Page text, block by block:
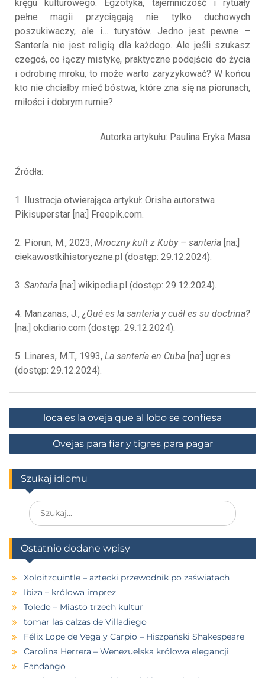
kręgu kulturowego. Egzotyka, tajemniczość i rytuały
pełne magii przyciągają nie tylko duchowych
poszukiwaczy, ale i… turystów. Jedno jest pewne –
Santería nie jest religią dla każdego. Ale jeśli szukasz
czegoś, co łączy mistykę, praktyczne podejście do życia
i odrobinę mroku, to może warto zaryzykować? W końcu
kto nie chciałby mieć bóstwa, które zna się na piorunach,
miłości i dobrym rumie?
Autorka artykułu: Paulina Eryka Masa
Źródła:
1. Ilustracja otwierająca artykuł: Orisha autorstwa
Pikisuperstar [na:] Freepik.com.
2. Piorun, M., 2023, Mroczny kult z Kuby – santería [na:]
ciekawostkihistoryczne.pl (dostęp: 29.12.2024).
3. Santeria [na:] wikipedia.pl (dostęp: 29.12.2024).
4. Manzanas, J.,¿Qué es la santería y cuál es su doctrina?
[na:] okdiario.com (dostęp: 29.12.2024).
5. Linares, M.T., 1993, La santería en Cuba [na:] ugr.es
(dostęp: 29.12.2024).
loca es la oveja que al lobo se confiesa
Ovejas para fiar y tigres para pagar
Szukaj idiomu
Ostatnio dodane wpisy
Xoloitzcuintle – aztecki przewodnik po zaświatach
Ibiza – królowa imprez
Toledo – Miasto trzech kultur
tomar las calzas de Villadiego
Félix Lope de Vega y Carpio – Hiszpański Shakespeare
Carolina Herrera – Wenezuelska królowa elegancji
Fandango